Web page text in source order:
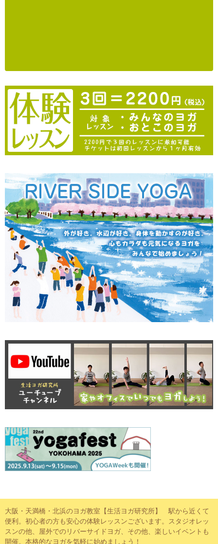
大阪・天満橋・北浜のヨガ教室【生活ヨガ研究所】 駅から近くて
便利。初心者の方も安心の体験レッスンございます。スタジオレッ
スンの他、屋外でのリバーサイドヨガ、その他、楽しいイベントも
開催。本格的なヨガを気軽に始めましょう！